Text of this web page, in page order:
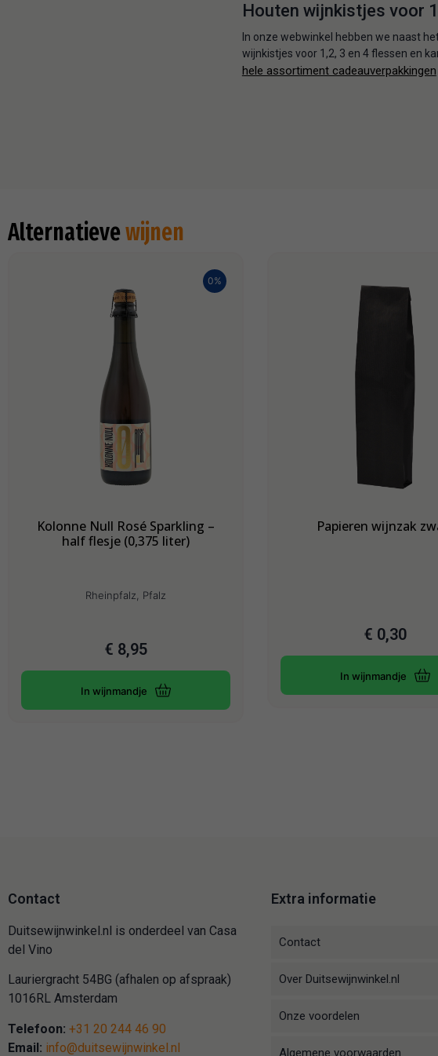
Houten wijnkistjes voor
In onze webwinkel hebben we naast
wijnkistjes voor 1,2, 3 en 4 flessen en
hele assortiment cadeauverpakkingen
Alternatievewijnen
Kolonne Null Rosé Sparkling –
half flesje (0,375 liter)
0%
Rheinpfalz, Pfalz
€ 8,95
In wijnmandje
Papieren wijnzak
€ 0,30
In wijnmandje
Contact
Duitsewijnwinkel.nl is onderdeel van Casa
del Vino
Lauriergracht 54BG (afhalen op afspraak)
1016RL Amsterdam
Telefoon: +31 20 244 46 90
Email: info@duitsewijnwinkel.nl
Extra informatie
Contact
Over Duitsewijnwinkel.nl
Onze voordelen
Algemene voorwaarden